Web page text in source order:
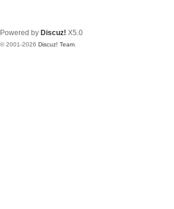
Powered by Discuz! X5.0
© 2001-2026 Discuz! Team